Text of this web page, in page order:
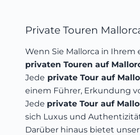
Private Touren
Wenn Sie Mallorca in
privaten Touren auf
Jede private Tour auf
einem Führer, Erkundung
Jede private Tour auf
sich Luxus und
Darüber hinaus bietet